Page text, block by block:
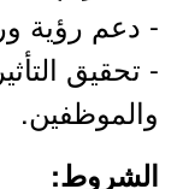
- دعم رؤية
- تحقيق
والموظفين.
الشروط: